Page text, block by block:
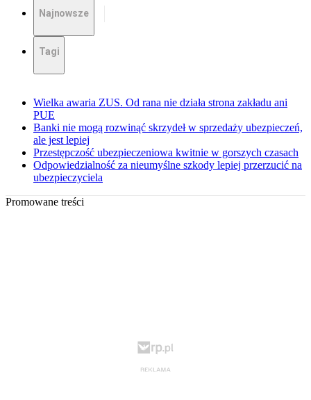
Najnowsze
Tagi
Wielka awaria ZUS. Od rana nie działa strona zakładu ani
PUE
Banki nie mogą rozwinąć skrzydeł w sprzedaży ubezpieczeń,
ale jest lepiej
Przestępczość ubezpieczeniowa kwitnie w gorszych czasach
Odpowiedzialność za nieumyślne szkody lepiej przerzucić na
ubezpieczyciela
Promowane treści